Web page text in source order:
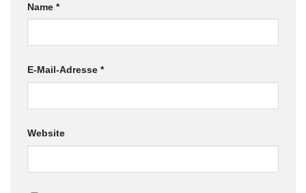
Name *
E-Mail-Adresse *
Website